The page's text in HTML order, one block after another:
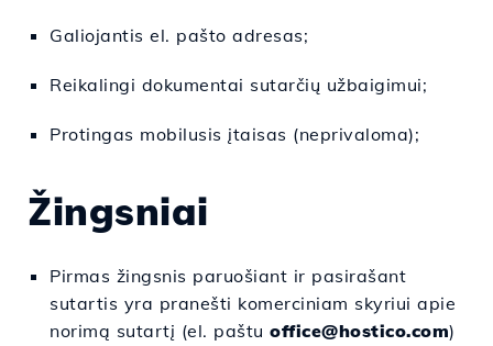
Galiojantis el. pašto adresas;
Reikalingi dokumentai sutarčių užbaigimui;
Protingas mobilusis įtaisas (neprivaloma);
Žingsniai
Pirmas žingsnis paruošiant ir pasirašant
sutartis yra pranešti komerciniam skyriui apie
norimą sutartį (el. paštu office@hostico.com)